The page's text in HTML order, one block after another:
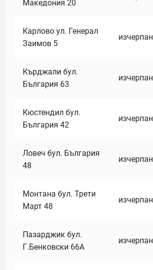
Македония 20
Карлово ул. Генерал
Заимов 5
изчерпан
Кърджали бул.
България 63
изчерпан
Кюстендил бул.
България 42
изчерпан
Ловеч бул. България
48
изчерпан
Монтана бул. Трети
Март 48
изчерпан
Пазарджик бул.
Г.Бенковски 66А
изчерпан